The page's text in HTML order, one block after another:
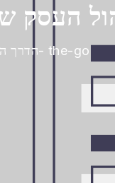
העסק
הדרך הטובה ביותר לנהל את העסק שלך ב- the-go